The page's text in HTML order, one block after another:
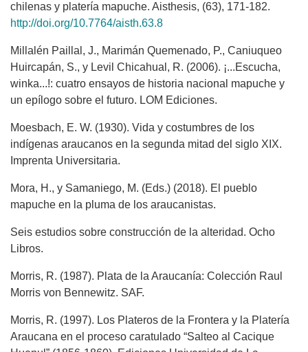
chilenas y platería mapuche. Aisthesis, (63), 171-182.
http://doi.org/10.7764/aisth.63.8
Millalén Paillal, J., Marimán Quemenado, P., Caniuqueo
Huircapán, S., y Levil Chicahual, R. (2006). ¡...Escucha,
winka...!: cuatro ensayos de historia nacional mapuche y
un epílogo sobre el futuro. LOM Ediciones.
Moesbach, E. W. (1930). Vida y costumbres de los
indígenas araucanos en la segunda mitad del siglo XIX.
Imprenta Universitaria.
Mora, H., y Samaniego, M. (Eds.) (2018). El pueblo
mapuche en la pluma de los araucanistas.
Seis estudios sobre construcción de la alteridad. Ocho
Libros.
Morris, R. (1987). Plata de la Araucanía: Colección Raul
Morris von Bennewitz. SAF.
Morris, R. (1997). Los Plateros de la Frontera y la Platería
Araucana en el proceso caratulado “Salteo al Cacique